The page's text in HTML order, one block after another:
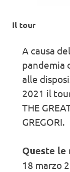
Il tour
A causa
pandemia
alle
2021 il
THE
GREGORI.
Queste le
18 marzo